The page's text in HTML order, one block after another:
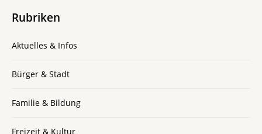
Rubriken
Aktuelles & Infos
Bürger & Stadt
Familie & Bildung
Freizeit & Kultur